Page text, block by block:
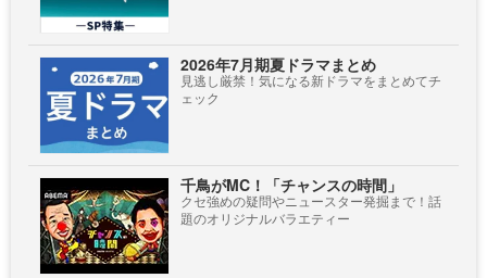
2026年7月期夏ドラマまとめ
見逃し厳禁！気になる新ドラマをまとめてチ
ェック
千鳥がMC！「チャンスの時間」
クセ強めの疑問やニュースター発掘まで！話
題のオリジナルバラエティー